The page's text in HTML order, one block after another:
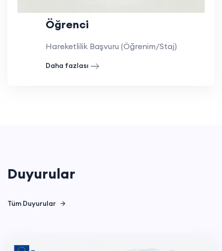
Öğrenci
Hareketlilik Başvuru (Öğrenim/Staj)
Daha fazlası
Duyurular
Tüm Duyurular